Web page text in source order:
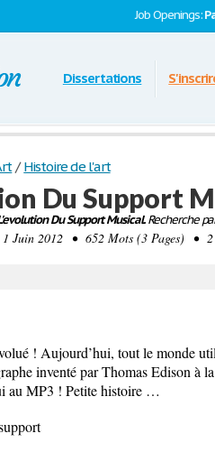
Job Openings:
Dissertations
/ Histoire de l'art
Du Support
Du Support Musical.Recherche
Juin 2012 • 652 Mots (3 Pages) • 2
! Aujourd’hui, tout le monde
inventé par Thomas Edison à
au MP3 ! Petite histoire …